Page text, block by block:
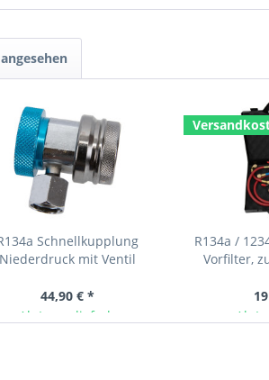
Schnellkupplung
Niederdruck mit Ventil
44,90 € *
Ab Lager lieferbar
R134a /
Vorfilter,
Ab